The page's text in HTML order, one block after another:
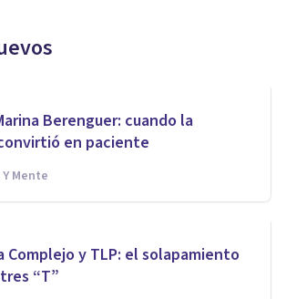
Berenguer: cuando la
en paciente
Mente
Complejo y TLP: el solapamiento
“T”